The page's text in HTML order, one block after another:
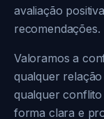
avaliação
recomendações.
Valoramos a
qualquer
qualquer conflito
forma clara e